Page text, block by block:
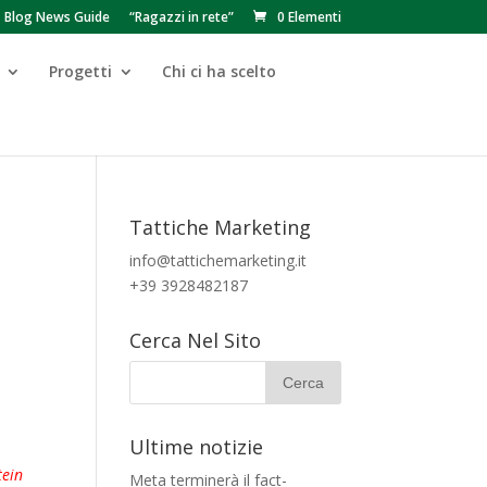
Blog News Guide “Ragazzi in rete” 0 Elementi
Progetti Chi ci ha scelto
Tattiche Marketing
info@tattichemarketing.it
+39 3928482187
Cerca Nel Sito
Ultime notizie
Meta terminerà il fact-